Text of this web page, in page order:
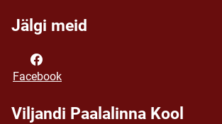
Jälgi meid
Facebook
Viljandi Paalalinna Kool